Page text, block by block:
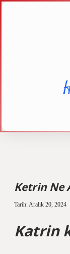
Ketrin Ne
Tarih: Aralık 20, 2024
Katrin